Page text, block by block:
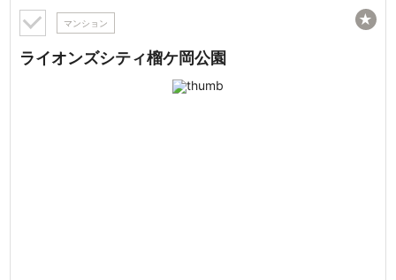
マンション
ライオンズシティ榴ケ岡公園
★